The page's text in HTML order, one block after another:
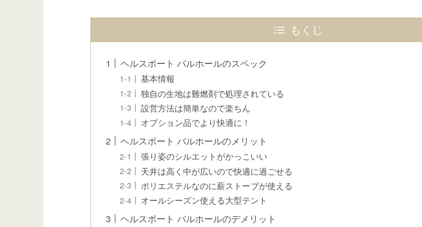
もくじ
ヘルスポート バルホールのスペック
基本情報
独自の生地は難燃剤で処理されている
設営方法は簡単なので楽ちん
オプション品でより快適に！
ヘルスポート バルホールのメリット
張り姿のシルエットがかっこいい
天井は高く中が広いので快適に過ごせる
ポリエステルなのに薪ストーブが使える
オールシーズン使える大型テント
ヘルスポート バルホールのデメリット